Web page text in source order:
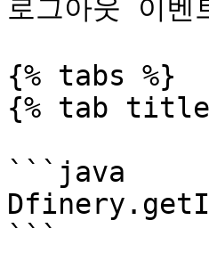
로그아웃 이
{% tabs %}
{% tab
```java
```